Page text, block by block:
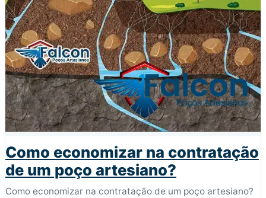
Como economizar na contratação
de um poço artesiano?
Como economizar na contratação de um poço artesiano?